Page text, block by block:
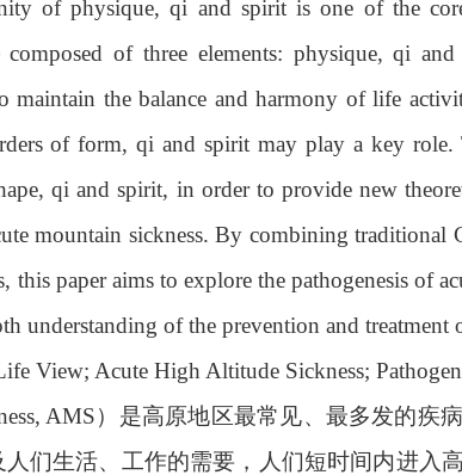
of physique, qi and spirit is one of the
of three elements: physique, qi and
maintain the balance and harmony of life
of form, qi and spirit may play a key role.
qi and spirit, in order to provide new
mountain sickness. By combining traditional
paper aims to explore the pathogenesis of
understanding of the prevention and treatment
View; Acute High Altitude Sickness;
AMS）是高原地区最常见、最多发的疾
们生活、工作的需要，人们短时间内进入